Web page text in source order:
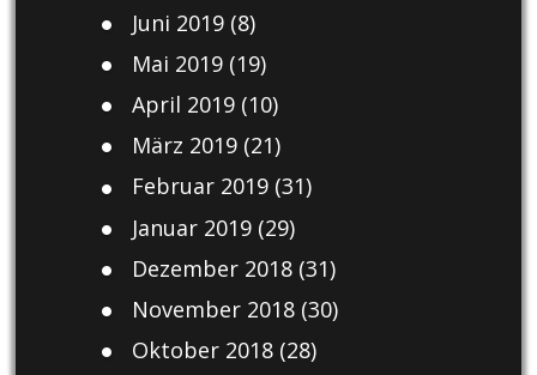
Juni 2019(8)
Mai 2019(19)
April 2019(10)
März 2019(21)
Februar 2019(31)
Januar 2019(29)
Dezember 2018(31)
November 2018(30)
Oktober 2018(28)